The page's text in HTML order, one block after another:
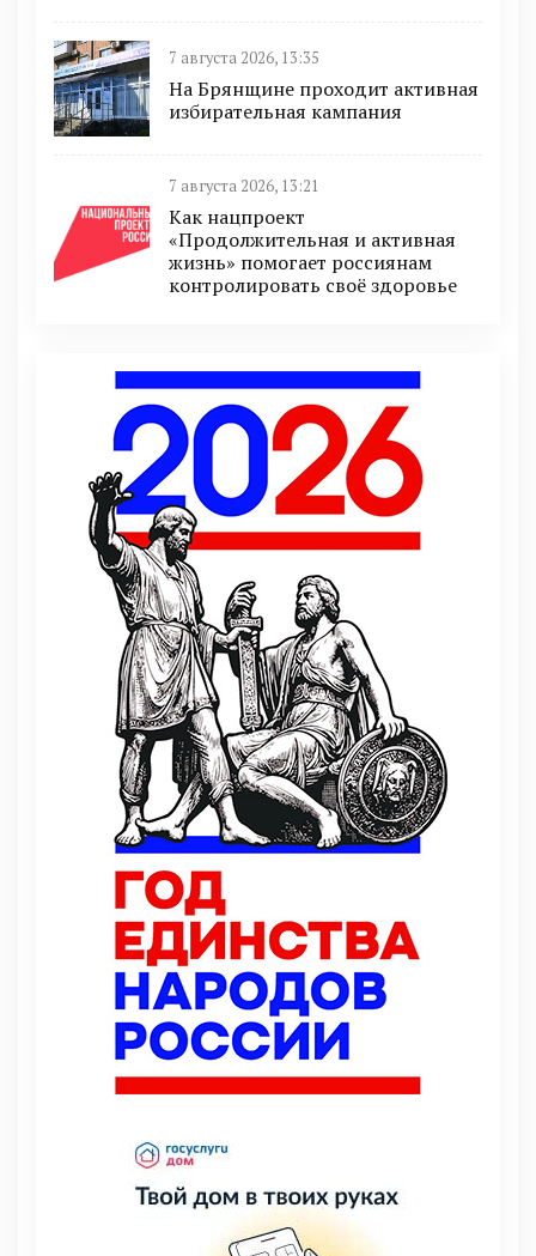
7 августа 2026, 13:35
На Брянщине проходит активная
избирательная кампания
7 августа 2026, 13:21
Как нацпроект
«Продолжительная и активная
жизнь» помогает россиянам
контролировать своё здоровье